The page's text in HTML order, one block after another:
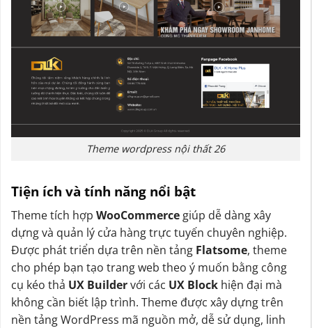
Theme wordpress nội thất 26
Tiện ích và tính năng nổi bật
Theme tích hợp WooCommerce giúp dễ dàng xây
dựng và quản lý cửa hàng trực tuyến chuyên nghiệp.
Được phát triển dựa trên nền tảng Flatsome, theme
cho phép bạn tạo trang web theo ý muốn bằng công
cụ kéo thả UX Buildervới các UX Block hiện đại mà
không cần biết lập trình. Theme được xây dựng trên
nền tảng WordPress mã nguồn mở, dễ sử dụng, linh